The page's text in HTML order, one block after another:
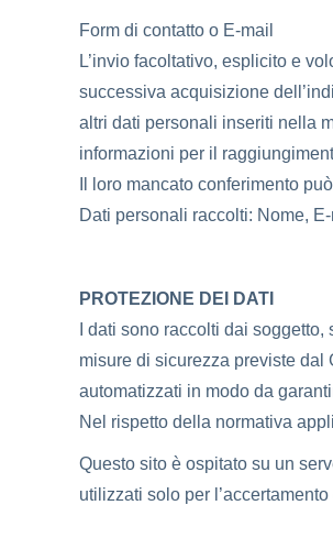
Form di contatto o E-mail
L’invio facoltativo, esplicito e
successiva acquisizione
altri dati personali inseriti nella
informazioni per il
Il loro mancato conferimento
Dati personali raccolti: Nome, E-
PROTEZIONE DEI DATI
I dati sono raccolti dai
misure di sicurezza previste dal
automatizzati in modo da
Nel rispetto della normativa
Questo sito è ospitato su un
utilizzati solo per